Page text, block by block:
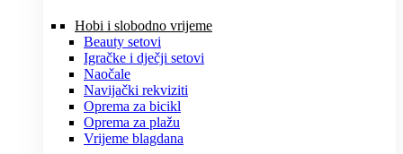
Hobi i slobodno vrijeme
Beauty setovi
Igračke i dječji setovi
Naočale
Navijački rekviziti
Oprema za bicikl
Oprema za plažu
Vrijeme blagdana